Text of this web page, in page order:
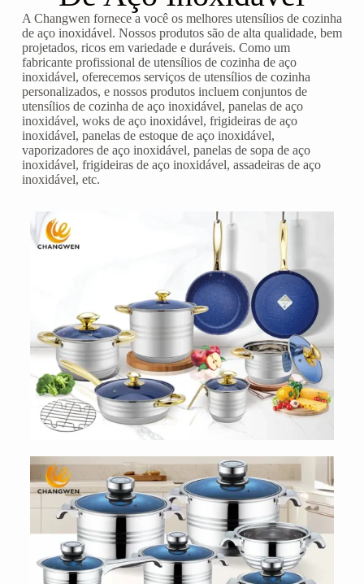
A Changwen fornece a você os melhores utensílios de cozinha
de aço inoxidável. Nossos produtos são de alta qualidade, bem
projetados, ricos em variedade e duráveis. Como um
fabricante profissional de utensílios de cozinha de aço
inoxidável, oferecemos serviços de utensílios de cozinha
personalizados, e nossos produtos incluem conjuntos de
utensílios de cozinha de aço inoxidável, panelas de aço
inoxidável, woks de aço inoxidável, frigideiras de aço
inoxidável, panelas de estoque de aço inoxidável,
vaporizadores de aço inoxidável, panelas de sopa de aço
inoxidável, frigideiras de aço inoxidável, assadeiras de aço
inoxidável, etc.